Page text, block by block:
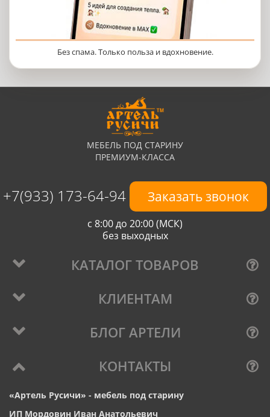
Без спама. Только польза и вдохновение.
МЕБЕЛЬ ПОД СТАРИНУ
ПРЕМИУМ-КЛАССА
+7(933) 173-64-94 Заказать звонок
с 8:00 до 20:00 (МСК)
без выходных
КАТАЛОГ ТОВАРОВ
КЛИЕНТАМ
БЛОГ АРТЕЛИ
КОНТАКТЫ
«Артель Русичи» - мебель под старину
ИП Мордовин Иван Анатольевич